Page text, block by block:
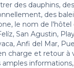
des dauphins,
des
le nom de l'hôtel
San Agustin,
Anfi del Mar,
charge et retour à
amples